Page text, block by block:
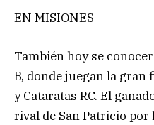
EN MISIONES
También hoy se
B, donde juegan la gran
y Cataratas RC. El
rival de San Patricio por